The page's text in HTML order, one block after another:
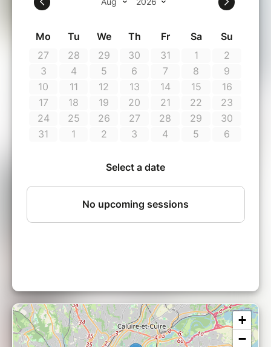
30 min Apéro pour comprendre le mécanisme des
75 min de Fresque de la Biodiversité et ses 5 lots de
40 cartes
30 min de créativité pour personnaliser et faire
émerger des émotions
Afin de commencer à l'heure, merci de venir 15 minutes avant
l'heure annoncée.
+
−